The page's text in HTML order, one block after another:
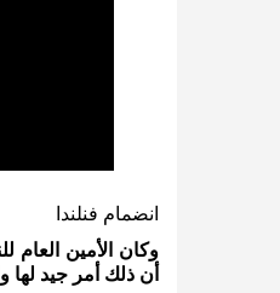
انضمام فنلندا
وكان الأمين العام
أن ذلك أمر جيد لها